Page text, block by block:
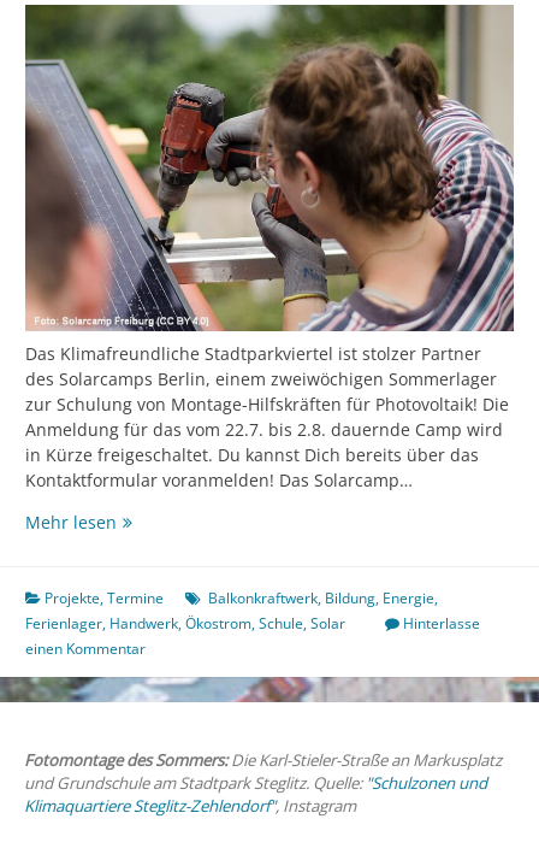
Das Klimafreundliche Stadtparkviertel ist stolzer Partner
des Solarcamps Berlin, einem zweiwöchigen Sommerlager
zur Schulung von Montage-Hilfskräften für Photovoltaik! Die
Anmeldung für das vom 22.7. bis 2.8. dauernde Camp wird
in Kürze freigeschaltet. Du kannst Dich bereits über das
Kontaktformular voranmelden! Das Solarcamp…
Mehr lesen In
Solar-
Hilfskraft
werden
Projekte,Termine Balkonkraftwerk, Bildung, Energie,
Ferienlager, Handwerk,Ökostrom,Schule,Solar
Hinterlasse
einen Kommentar
Fotomontage des Sommers:Die Karl-Stieler-Straße an Markusplatz
und Grundschule am Stadtpark Steglitz. Quelle: "Schulzonen und
Klimaquartiere Steglitz-Zehlendorf", Instagram